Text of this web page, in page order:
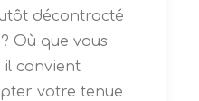
décontracté
Où que vous
il convient
votre tenue